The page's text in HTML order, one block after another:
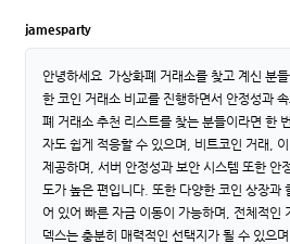
jamesparty
안녕하세요 가상화폐 거래소를 찾고 계신 분
한 코인 거래소 비교를 진행하면서 안정성과
폐 거래소 추천 리스트를 찾는 분들이라면 한
자도 쉽게 적응할 수 있으며, 비트코인 거래,
제공하며, 서버 안정성과 보안 시스템 또한 안
도가 높은 편입니다. 또한 다양한 코인 상장과
어 있어 빠른 자금 이동이 가능하며, 전체적인
덱스는 충분히 매력적인 선택지가 될 수 있으